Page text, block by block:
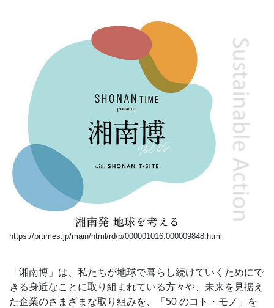
https://prtimes.jp/main/html/rd/p/000001016.000009848.html
「湘南博」は、私たちが地球で暮らし続けていくためにで
きる身近なことに取り組まれている方々や、未来を見据え
た企業のさまざまな取り組みを、「50 のコト・モノ」を